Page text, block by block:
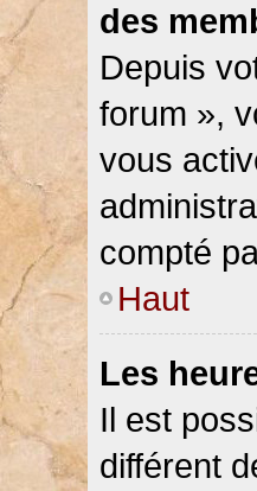
des
Depuis
forum »,
vous
compté
Haut
Les
Il est
différent